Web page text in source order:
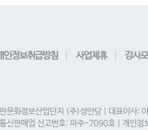
인정보취급방침 사업제휴 강사
문화정보산업단지 (주)성안당 | 대표이사:
판매업 신고번호: 파주-7090호 | 개인정